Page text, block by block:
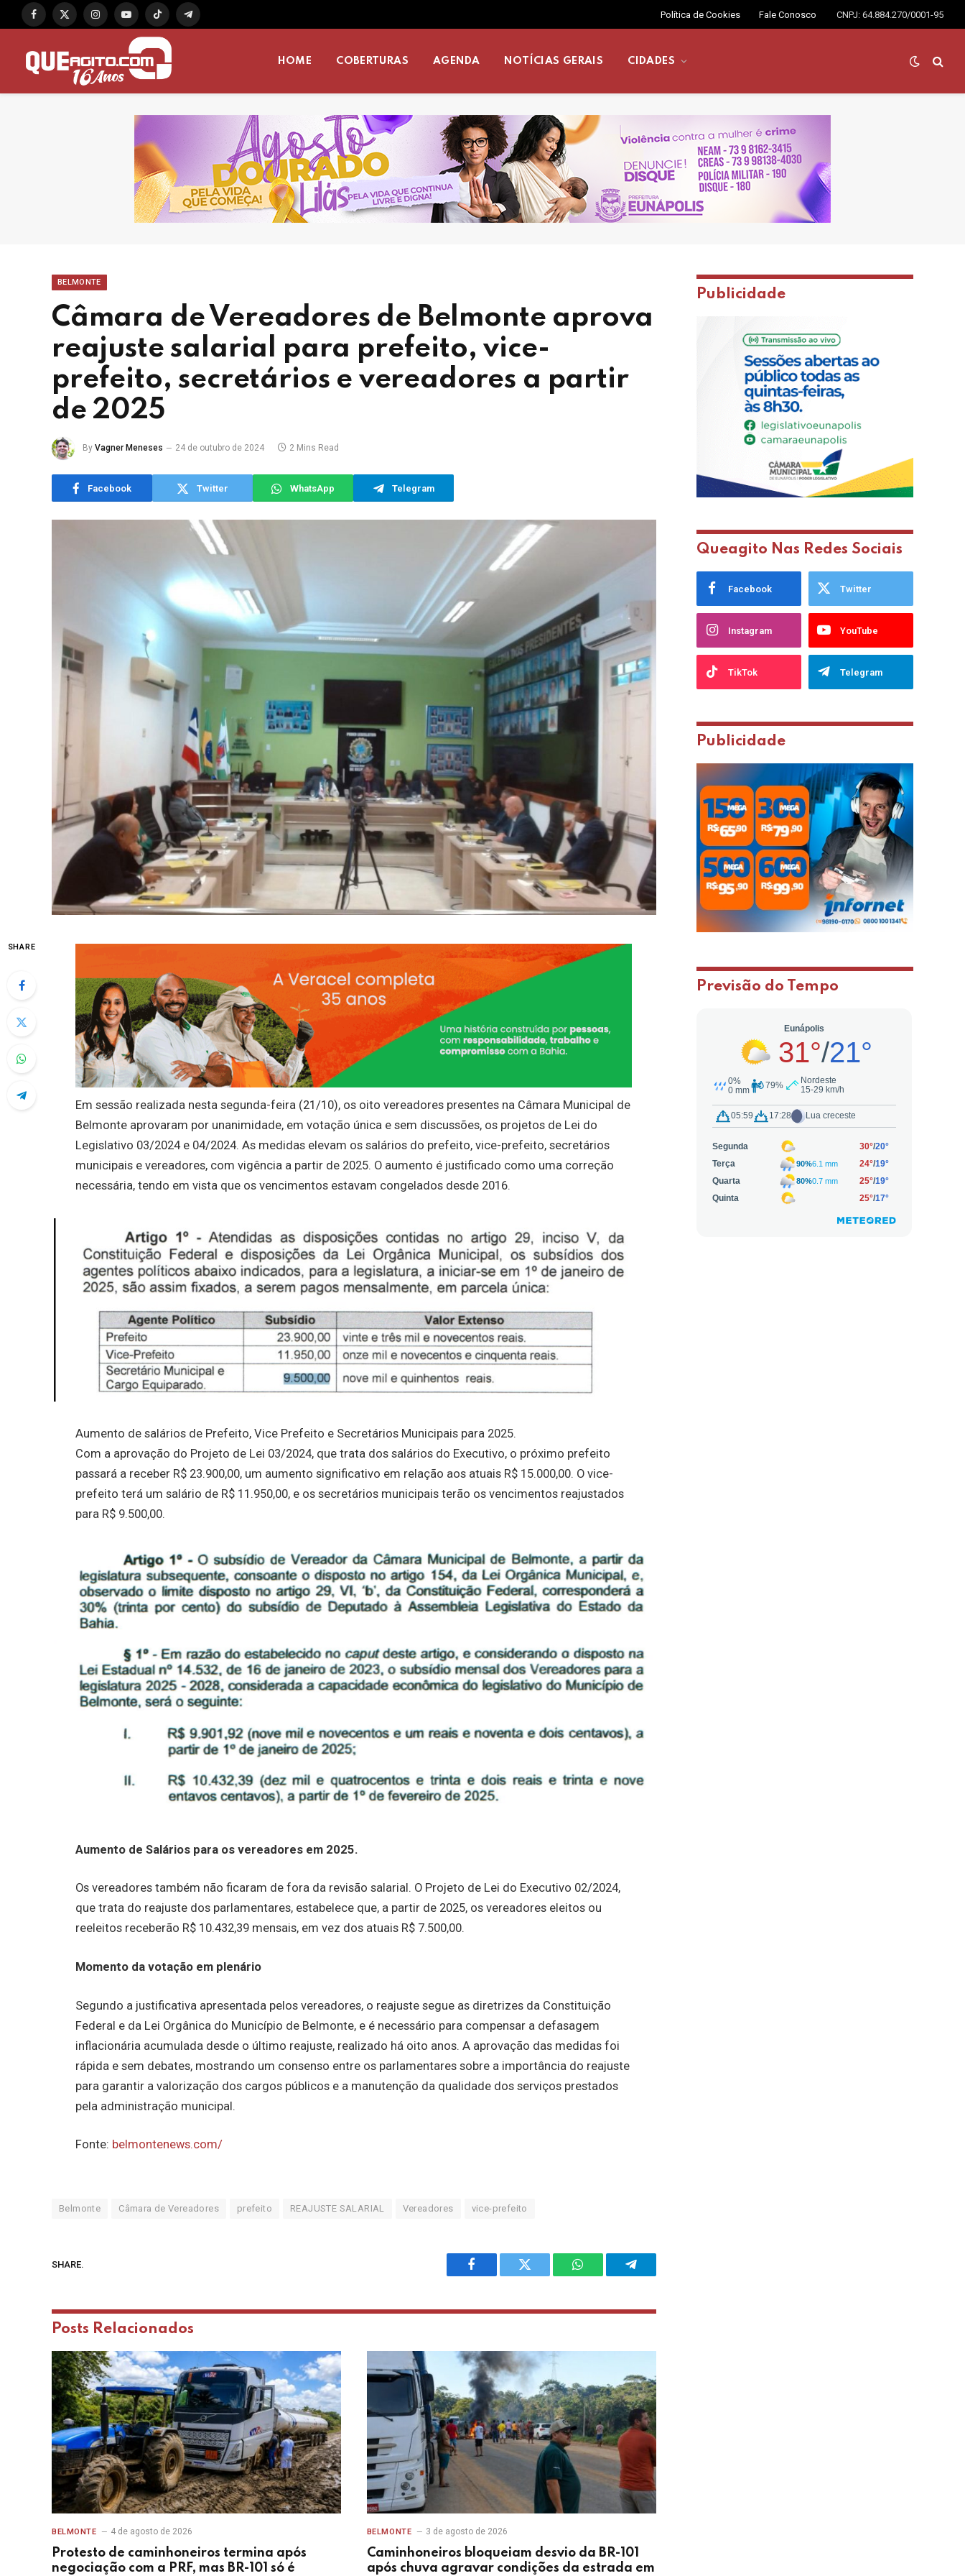
Facebook
X
InstagramYouTubeTikTok Telegram
Política de Cookies Fale Conosco CNPJ: 64.884.270/0001-95
HOME COBERTURAS AGENDA NOTÍCIAS GERAIS CIDADES
BELMONTE
Câmara de Vereadores de Belmonte aprova
reajuste salarial para prefeito, vice-
prefeito, secretários e vereadores a partir
de 2025
By Vagner Meneses 24 de outubro de 2024 2 Mins Read
Facebook Twitter WhatsApp Telegram
SHARE
Em sessão realizada nesta segunda-feira (21/10), os oito vereadores presentes na Câmara Municipal de
Belmonte aprovaram por unanimidade, em votação única e sem discussões, os projetos de Lei do
Legislativo 03/2024 e 04/2024. As medidas elevam os salários do prefeito, vice-prefeito, secretários
municipais e vereadores, com vigência a partir de 2025. O aumento é justificado como uma correção
necessária, tendo em vista que os vencimentos estavam congelados desde 2016.
Aumento de salários de Prefeito, Vice Prefeito e Secretários Municipais para 2025.
Com a aprovação do Projeto de Lei 03/2024, que trata dos salários do Executivo, o próximo prefeito
passará a receber R$ 23.900,00, um aumento significativo em relação aos atuais R$ 15.000,00. O vice-
prefeito terá um salário de R$ 11.950,00, e os secretários municipais terão os vencimentos reajustados
para R$ 9.500,00.
Aumento de Salários para os vereadores em 2025.
Os vereadores também não ficaram de fora da revisão salarial. O Projeto de Lei do Executivo 02/2024,
que trata do reajuste dos parlamentares, estabelece que, a partir de 2025, os vereadores eleitos ou
reeleitos receberão R$ 10.432,39 mensais, em vez dos atuais R$ 7.500,00.
Momento da votação em plenário
Segundo a justificativa apresentada pelos vereadores, o reajuste segue as diretrizes da Constituição
Federal e da Lei Orgânica do Município de Belmonte, e é necessário para compensar a defasagem
inflacionária acumulada desde o último reajuste, realizado há oito anos. A aprovação das medidas foi
rápida e sem debates, mostrando um consenso entre os parlamentares sobre a importância do reajuste
para garantir a valorização dos cargos públicos e a manutenção da qualidade dos serviços prestados
pela administração municipal.
Fonte: belmontenews.com/
Belmonte Câmara de Vereadores prefeito REAJUSTE SALARIAL Vereadores vice-prefeito
SHARE.
Facebook Twitter WhatsAppTelegram
Posts Relacionados
BELMONTE 4 de agosto de 2026
Protesto de caminhoneiros termina após
negociação com a PRF, mas BR-101 só é
BELMONTE 3 de agosto de 2026
Caminhoneiros bloqueiam desvio da BR-101
após chuva agravar condições da estrada em
Publicidade
Queagito Nas Redes Sociais
Facebook Twitter
Instagram YouTube
TikTok Telegram
Publicidade
Previsão do Tempo